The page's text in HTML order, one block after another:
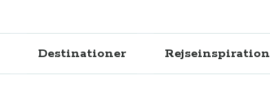
Destinationer Rejseinspiration